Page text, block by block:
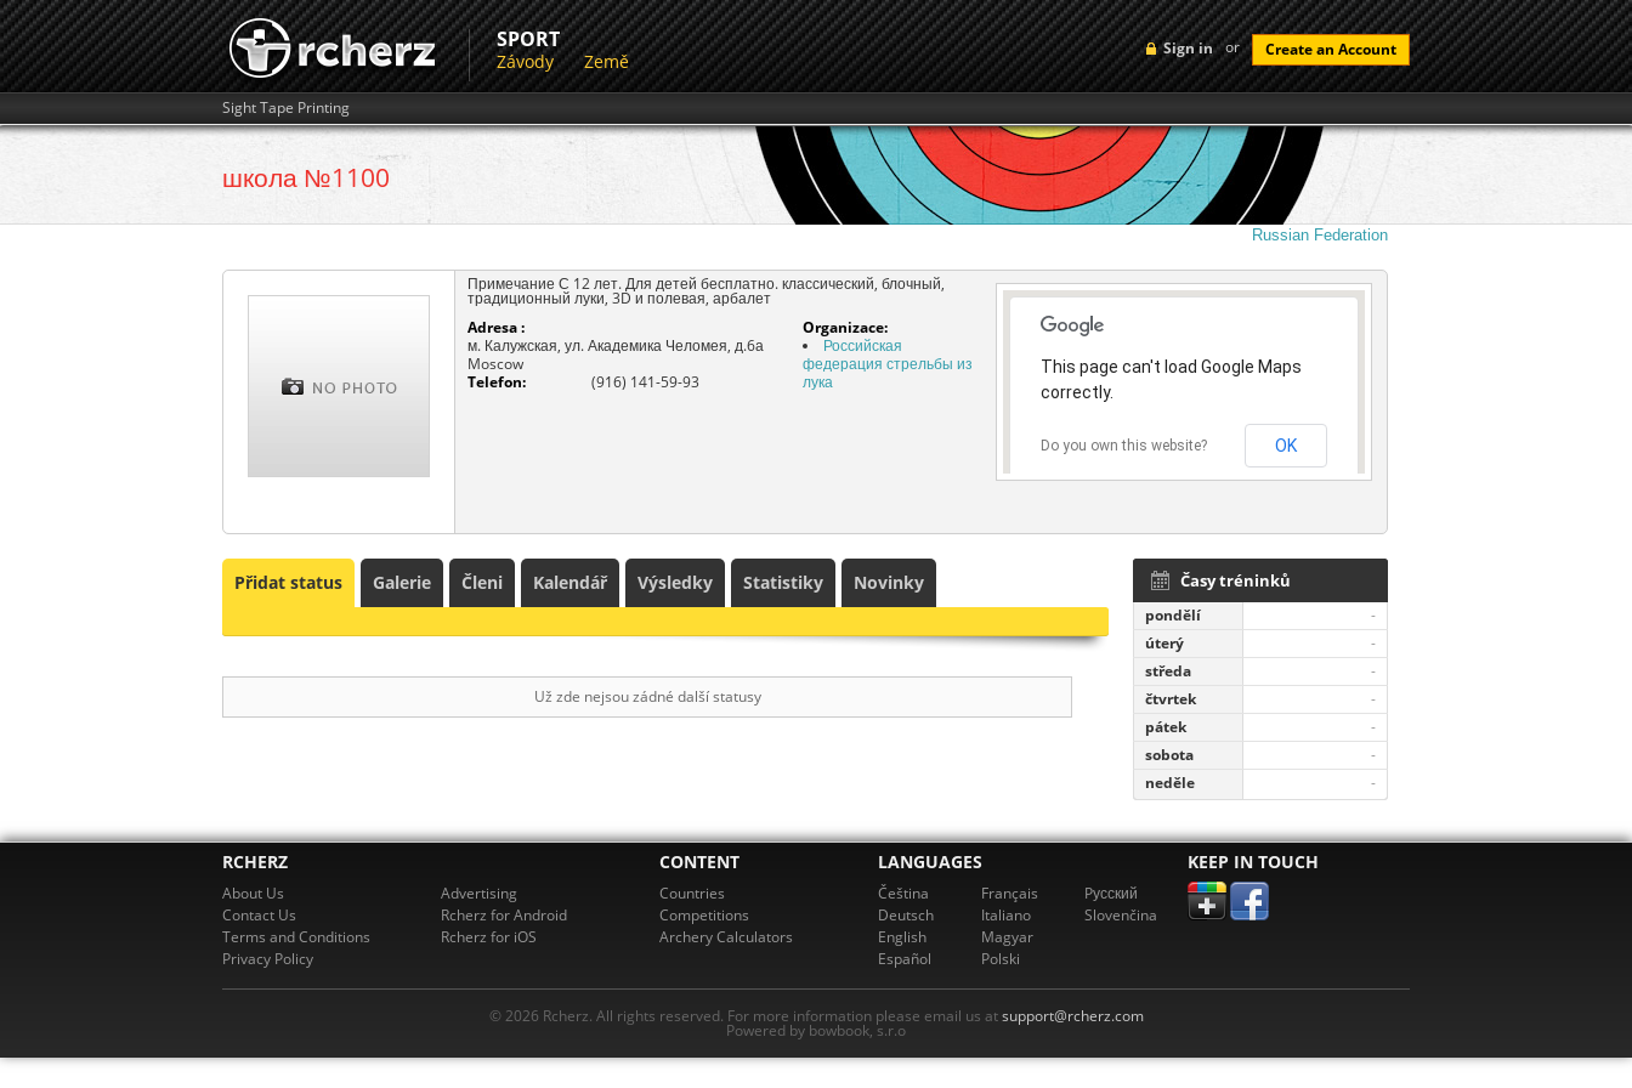
Sign in or Create an Account
SPORT
Závody Země
Sight Tape Printing
школа №1100
Russian Federation
Примечание С 12 лет. Для детей бесплатно. классический, блочный,
традиционный луки, 3D и полевая, арбалет
Adresa :
м. Калужская, ул. Академика Челомея, д.6а
Moscow
Telefon:
(916) 141-59-93
Organizace:
Российская
федерация стрельбы из
лука
This page can't load Google Maps
correctly.
Do you own this website? OK
Přidat status Galerie Členi Kalendář Výsledky Statistiky Novinky
Už zde nejsou zádné další statusy
Časy tréninků
pondělí
-
úterý
-
středa
-
čtvrtek
-
pátek
-
sobota
-
neděle
-
RCHERZ
About Us
Contact Us
Terms and Conditions
Privacy Policy
Advertising
Rcherz for Android
Rcherz for iOS
CONTENT
Countries
Competitions
Archery Calculators
LANGUAGES
Čeština
Deutsch
English
Español
Français
Italiano
Magyar
Polski
Pусский
Slovenčina
KEEP IN TOUCH
© 2026 Rcherz. All rights reserved. For more information please email us atsupport@rcherz.com
Powered by bowbook, s.r.o